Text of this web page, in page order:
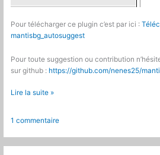
Pour télécharger ce plugin c’est par ici :
mantisbg_autosuggest
Pour toute suggestion ou contribution
sur github : https://github.com/nenes25/
Mantis
Plugin
auto
suggestion
Lire la suite »
1 commentaire